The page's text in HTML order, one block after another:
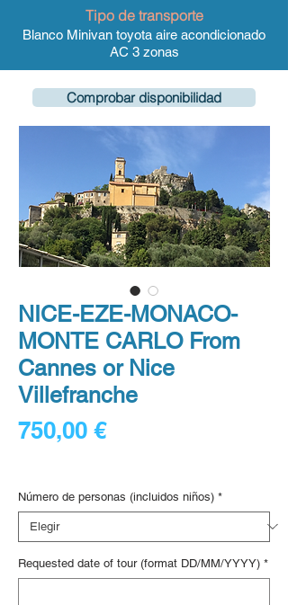
Tipo de transporte
Blanco Minivan toyota aire acondicionado
AC 3 zonas
Comprobar disponibilidad
NICE-EZE-MONACO-
MONTE CARLO From
Cannes or Nice
Villefranche
750,00 €Precio
Número de personas (incluidos niños) *
Requested date of tour (format DD/MM/YYYY) *